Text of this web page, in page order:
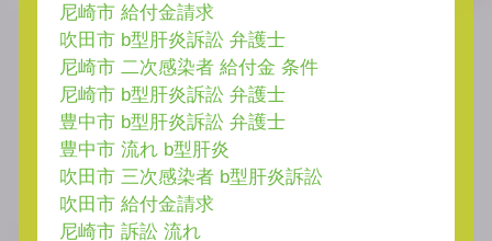
尼崎市 給付金請求
吹田市 b型肝炎訴訟 弁護士
尼崎市 二次感染者 給付金 条件
尼崎市 b型肝炎訴訟 弁護士
豊中市 b型肝炎訴訟 弁護士
豊中市 流れ b型肝炎
吹田市 三次感染者 b型肝炎訴訟
吹田市 給付金請求
尼崎市 訴訟 流れ